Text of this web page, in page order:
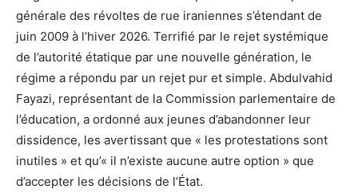
générale des révoltes de rue iraniennes s’étendant de
juin 2009 à l’hiver 2026. Terrifié par le rejet systémique
de l’autorité étatique par une nouvelle génération, le
régime a répondu par un rejet pur et simple. Abdulvahid
Fayazi, représentant de la Commission parlementaire de
l’éducation, a ordonné aux jeunes d’abandonner leur
dissidence, les avertissant que « les protestations sont
inutiles » et qu’« il n’existe aucune autre option » que
d’accepter les décisions de l’État.